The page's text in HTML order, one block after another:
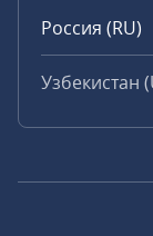
Россия (RU)
Узбекистан